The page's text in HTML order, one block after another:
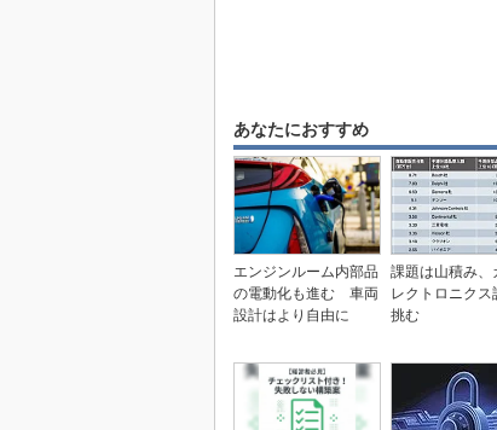
あなたにおすすめ
エンジンルーム内部品
の電動化も進む 車両
設計はより自由に
課題は山積み、
レクトロニクス
挑む